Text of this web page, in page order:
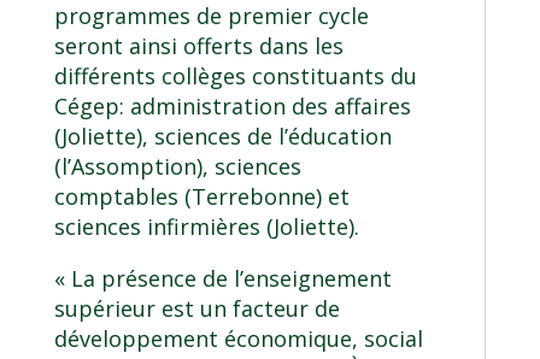
programmes de premier cycle
seront ainsi offerts dans les
différents collèges constituants du
Cégep: administration des affaires
(Joliette), sciences de l’éducation
(l’Assomption), sciences
comptables (Terrebonne) et
sciences infirmières (Joliette).
« La présence de l’enseignement
supérieur est un facteur de
développement économique, social